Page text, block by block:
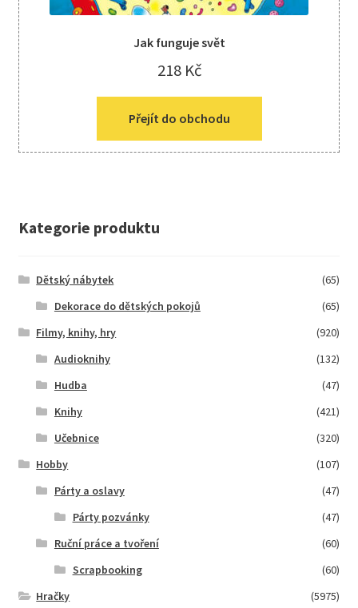
Jak funguje svět
218 Kč
Přejít do obchodu
Kategorie produktu
Dětský nábytek
(65)
Dekorace do dětských pokojů
(65)
Filmy, knihy, hry
(920)
Audioknihy
(132)
Hudba
(47)
Knihy
(421)
Učebnice
(320)
Hobby
(107)
Párty a oslavy
(47)
Párty pozvánky
(47)
Ruční práce a tvoření
(60)
Scrapbooking
(60)
Hračky
(5975)